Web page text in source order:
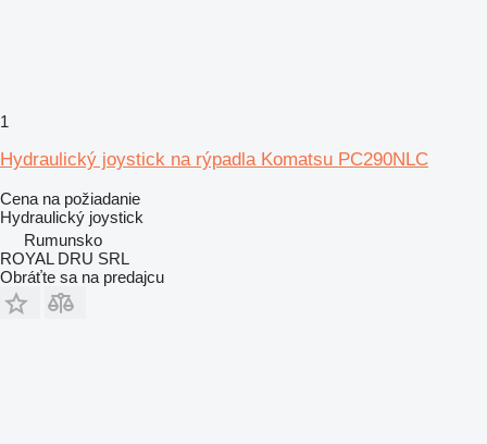
1
Hydraulický joystick na rýpadla Komatsu PC290NLC
Cena na požiadanie
Hydraulický joystick
Rumunsko
ROYAL DRU SRL
Obráťte sa na predajcu